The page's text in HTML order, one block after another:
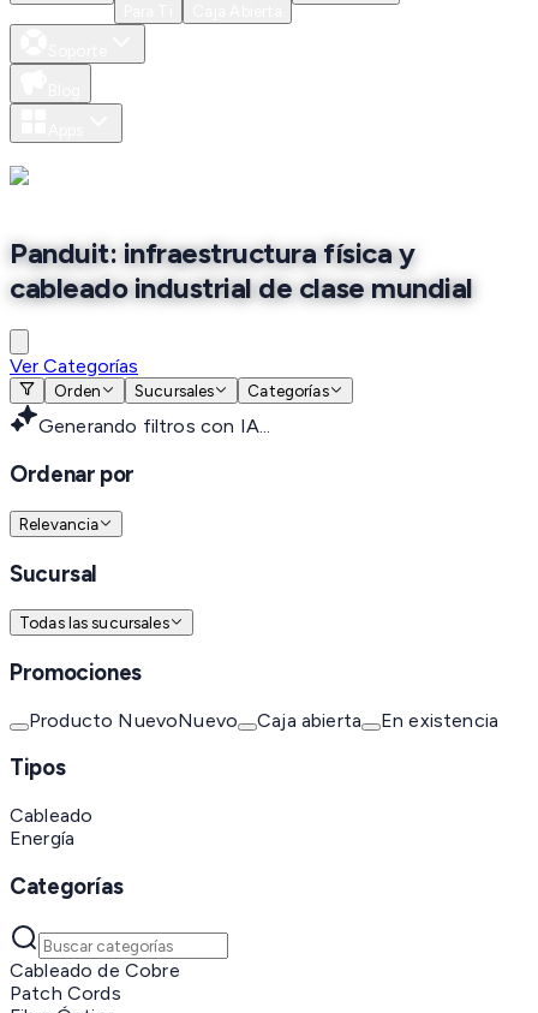
Panduit: infraestructura física y
cableado industrial de clase mundial
Ver Categorías
Orden Sucursales Categorías
Generando filtros con IA...
Ordenar por
Relevancia
Sucursal
Todas las sucursales
Promociones
Producto NuevoNuevo Caja abierta En existencia
Tipos
Cableado
Energía
Categorías
Cableado de Cobre
Patch Cords